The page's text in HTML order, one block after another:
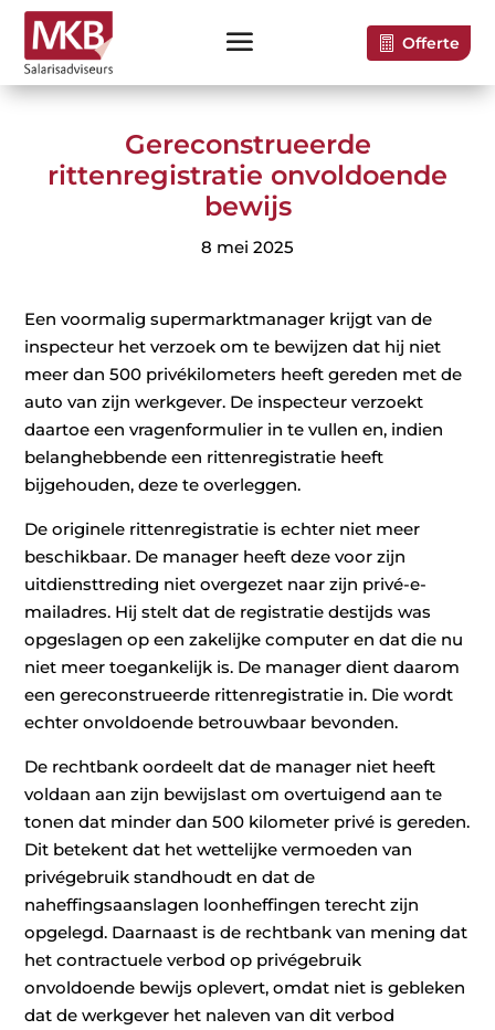
Offerte
Gereconstrueerde
rittenregistratie onvoldoende
bewijs
8 mei 2025
Een voormalig supermarktmanager krijgt van de
inspecteur het verzoek om te bewijzen dat hij niet
meer dan 500 privékilometers heeft gereden met de
auto van zijn werkgever. De inspecteur verzoekt
daartoe een vragenformulier in te vullen en, indien
belanghebbende een rittenregistratie heeft
bijgehouden, deze te overleggen.
De originele rittenregistratie is echter niet meer
beschikbaar. De manager heeft deze voor zijn
uitdiensttreding niet overgezet naar zijn privé-e-
mailadres. Hij stelt dat de registratie destijds was
opgeslagen op een zakelijke computer en dat die nu
niet meer toegankelijk is. De manager dient daarom
een gereconstrueerde rittenregistratie in. Die wordt
echter onvoldoende betrouwbaar bevonden.
De rechtbank oordeelt dat de manager niet heeft
voldaan aan zijn bewijslast om overtuigend aan te
tonen dat minder dan 500 kilometer privé is gereden.
Dit betekent dat het wettelijke vermoeden van
privégebruik standhoudt en dat de
naheffingsaanslagen loonheffingen terecht zijn
opgelegd. Daarnaast is de rechtbank van mening dat
het contractuele verbod op privégebruik
onvoldoende bewijs oplevert, omdat niet is gebleken
dat de werkgever het naleven van dit verbod